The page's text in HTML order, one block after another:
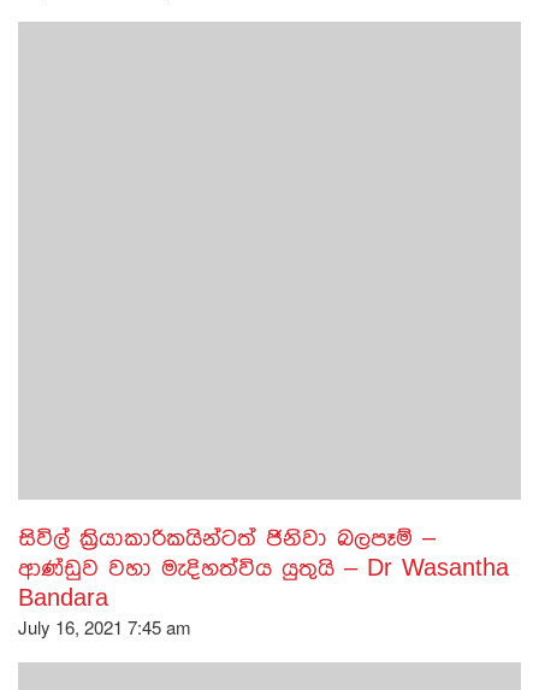
සිවිල් ක්‍රියාකාරිකයින්ටත් ජිනිවා බලපෑම් –
ආණ්ඩුව වහා මැදිහත්විය යුතුයි – Dr Wasantha
Bandara
July 16, 2021 7:45 am